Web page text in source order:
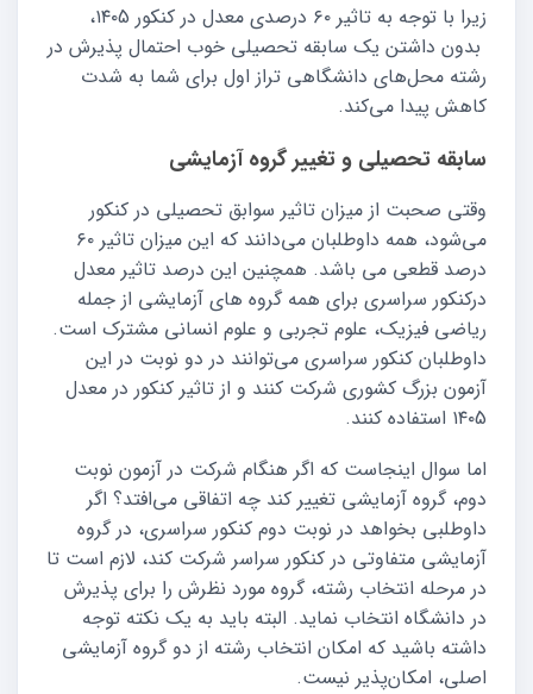
زیرا با توجه به تاثیر ۶۰ درصدی معدل در کنکور ۱۴۰5،
بدون داشتن یک سابقه تحصیلی خوب احتمال پذیرش در
رشته محل‌های دانشگاهی تراز اول برای شما به شدت
کاهش پیدا می‌کند.
سابقه تحصیلی و تغییر گروه آزمایشی
وقتی صحبت از میزان تاثیر سوابق تحصیلی در کنکور
می‌شود، همه داوطلبان می‌دانند که این میزان تاثیر ۶۰
درصد قطعی می‌ باشد. همچنین این درصد تاثیر معدل
درکنکور سراسری برای همه گروه‌ های آزمایشی از جمله
ریاضی فیزیک، علوم تجربی و علوم انسانی مشترک است.
داوطلبان کنکور سراسری می‌توانند در دو نوبت در این
آزمون بزرگ کشوری شرکت کنند و از تاثیر کنکور در معدل
۱۴۰5 استفاده کنند.
اما سوال اینجاست که اگر هنگام شرکت در آزمون نوبت
دوم، گروه آزمایشی تغییر کند چه اتفاقی می‌افتد؟ اگر
داوطلبی بخواهد در نوبت دوم کنکور سراسری، در گروه
آزمایشی متفاوتی در کنکور سراسر شرکت کند، لازم است تا
در مرحله انتخاب رشته، گروه مورد نظرش را برای پذیرش
در دانشگاه انتخاب نماید. البته باید به یک نکته توجه
داشته باشید که امکان انتخاب رشته از دو گروه آزمایشی
اصلی، امکان‌پذیر نیست.